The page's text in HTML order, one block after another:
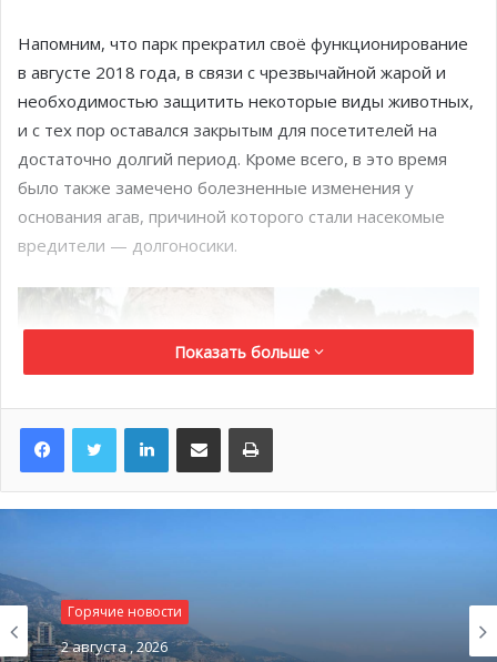
Напомним, что парк прекратил своё функционирование
в августе 2018 года, в связи с чрезвычайной жарой и
необходимостью защитить некоторые виды животных,
и с тех пор оставался закрытым для посетителей на
достаточно долгий период. Кроме всего, в это время
было также замечено болезненные изменения у
основания агав, причиной которого стали насекомые
вредители — долгоносики.
Показать больше
LinkedInПоделиться по электронной почте Распечатать
Горячие новости
2 августа , 2026